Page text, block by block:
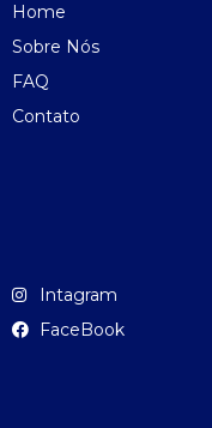
Home
Sobre Nós
FAQ
Contato
Intagram
FaceBook